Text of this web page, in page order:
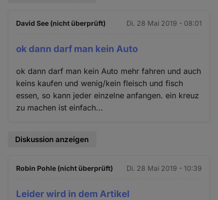
David See (nicht überprüft) Di. 28 Mai 2019 - 08:01
ok dann darf man kein Auto
ok dann darf man kein Auto mehr fahren und auch
keins kaufen und wenig/kein fleisch und fisch
essen, so kann jeder einzelne anfangen. ein kreuz
zu machen ist einfach...
Diskussion anzeigen
Robin Pohle (nicht überprüft) Di. 28 Mai 2019 - 10:39
Leider wird in dem Artikel